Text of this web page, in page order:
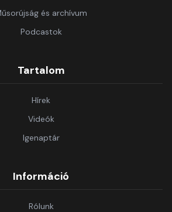
és archívum
Podcastok
Tartalom
Hírek
Videók
Igenaptár
Információ
Rólunk